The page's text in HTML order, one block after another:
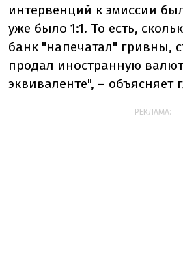
интервенций к эмиссии
уже было 1:1. То есть,
банк "напечатал" гривны,
продал иностранную
эквиваленте", – объясняет
РЕКЛАМА: